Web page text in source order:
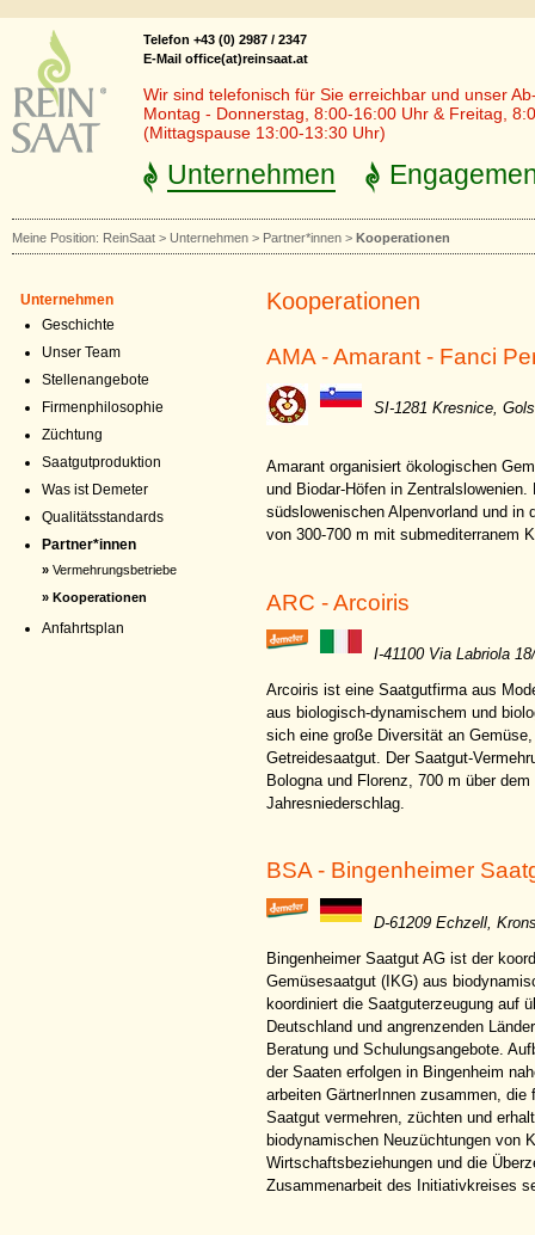
Telefon +43 (0) 2987 / 2347
E-Mail office(at)reinsaat.at
Wir sind telefonisch für Sie erreichbar und unser
Montag - Donnerstag, 8:00-16:00 Uhr & Freitag,
(Mittagspause 13:00-13:30 Uhr)
Unternehmen
Meine Position: ReinSaat > Unternehmen > Partner*innen > Kooperationen
Unternehmen
Geschichte
Unser Team
Stellenangebote
Firmenphilosophie
Züchtung
Saatgutproduktion
Was ist Demeter
Qualitätsstandards
Partner*innen
» Vermehrungsbetriebe
» Kooperationen
Anfahrtsplan
Kooperationen
AMA - Amarant - Fanci
SI-1281 Kresnice,
Amarant organisiert ökologischen
und Biodar-Höfen in
südslowenischen Alpenvorland und in
von 300-700 m mit submediterranem
ARC - Arcoiris
I-41100 Via Labriola
Arcoiris ist eine Saatgutfirma aus
aus biologisch-dynamischem und
sich eine große Diversität an
Getreidesaatgut. Der Saatgut-
Bologna und Florenz, 700 m über
Jahresniederschlag.
BSA - Bingenheimer
D-61209 Echzell,
Bingenheimer Saatgut AG ist der
Gemüsesaatgut (IKG) aus
koordiniert die Saatguterzeugung auf
Deutschland und angrenzenden
Beratung und Schulungsangebote.
der Saaten erfolgen in Bingenheim
arbeiten GärtnerInnen zusammen,
Saatgut vermehren, züchten und
biodynamischen Neuzüchtungen von
Wirtschaftsbeziehungen und die
Zusammenarbeit des Initiativkreises